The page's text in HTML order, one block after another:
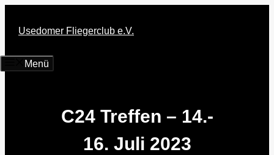
InhaltUsedomer Fliegerclub e.V.
Menü
C24 Treffen – 14.-
16. Juli 2023